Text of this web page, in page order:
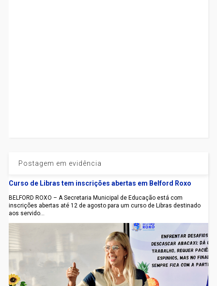
Postagem em evidência
Curso de Libras tem inscrições abertas em Belford Roxo
BELFORD ROXO – A Secretaria Municipal de Educação está com
inscrições abertas até 12 de agosto para um curso de Libras destinado
aos servido...